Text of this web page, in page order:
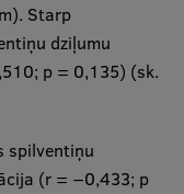
Starp
dziļumu
p = 0,135) (sk.
spilventiņu
(r = −0,433; p